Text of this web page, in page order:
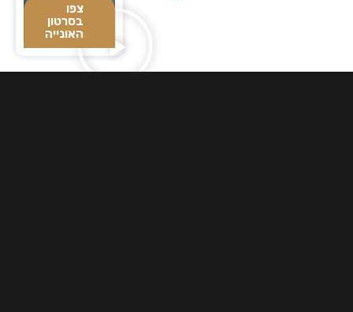
צפו
בסרטון
האונייה